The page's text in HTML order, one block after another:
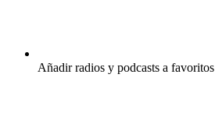
Añadir radios y podcasts a favoritos